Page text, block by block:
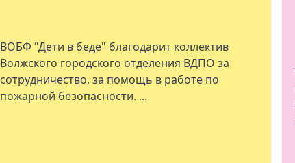
ВОБФ "Дети в беде" благодарит коллектив
Волжского городского отделения ВДПО за
сотрудничество, за помощь в работе по
пожарной безопасности. ...